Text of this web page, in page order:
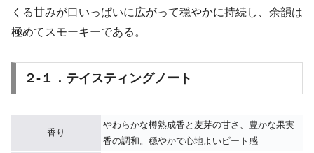
くる甘みが口いっぱいに広がって穏やかに持続し、余韻は
極めてスモーキーである。
２-１．テイスティングノート
香り
やわらかな樽熟成香と麦芽の甘さ、豊かな果実
香の調和。穏やかで心地よいピート感